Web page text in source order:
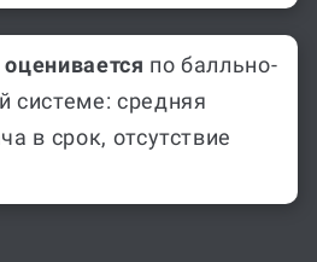
по балльно-
системе: средняя
в срок, отсутствие